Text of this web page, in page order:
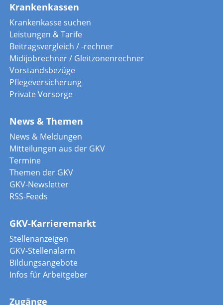
Krankenkassen
Krankenkasse suchen
Leistungen & Tarife
Beitragsvergleich / -rechner
Midijobrechner / Gleitzonenrechner
Vorstandsbezüge
Pflegeversicherung
Private Vorsorge
News & Themen
News & Meldungen
Mitteilungen aus der GKV
Termine
Themen der GKV
GKV-Newsletter
RSS-Feeds
GKV-Karrieremarkt
Stellenanzeigen
GKV-Stellenalarm
Bildungsangebote
Infos für Arbeitgeber
Zugänge